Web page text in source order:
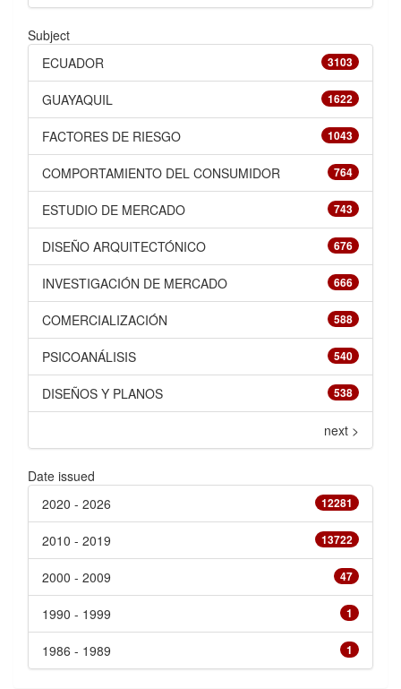
Subject
3103
ECUADOR
1622
GUAYAQUIL
1043
FACTORES DE RIESGO
764
COMPORTAMIENTO DEL CONSUMIDOR
743
ESTUDIO DE MERCADO
676
DISEÑO ARQUITECTÓNICO
666
INVESTIGACIÓN DE MERCADO
588
COMERCIALIZACIÓN
540
PSICOANÁLISIS
538
DISEÑOS Y PLANOS
next >
Date issued
12281
2020 - 2026
13722
2010 - 2019
47
2000 - 2009
1
1990 - 1999
1
1986 - 1989